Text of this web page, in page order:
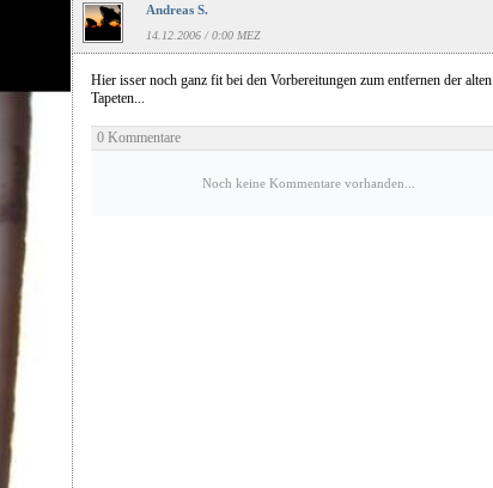
Andreas S.
14.12.2006 / 0:00 MEZ
Hier isser noch ganz fit bei den Vorbereitungen zum entfernen der alten
Tapeten...
0 Kommentare
Noch keine Kommentare vorhanden...